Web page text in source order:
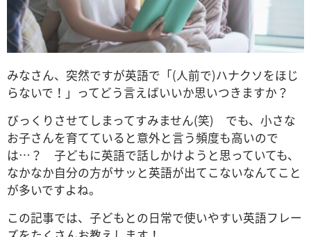
みなさん、突然ですが英語で「(人前で)ハナクソをほじ
らないで！」ってどう言えばいいか思いつきますか？
びっくりさせてしまってすみません(笑) でも、小さな
お子さんを育てていると意外と言う頻度も高いので
は…？ 子どもに英語で話しかけようと思っていても、
なかなか自分の方がサッと英語が出てこないなんてこと
が多いですよね。
この記事では、子どもとの日常で使いやすい英語フレー